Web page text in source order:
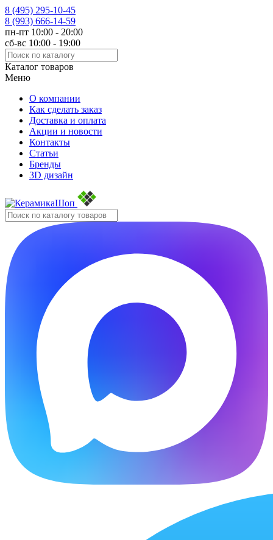
8 (495) 295-10-45
8 (993) 666-14-59
пн-пт 10:00 - 20:00
сб-вс 10:00 - 19:00
Каталог товаров
Меню
О компании
Как сделать заказ
Доставка и оплата
Акции и новости
Контакты
Статьи
Бренды
3D дизайн